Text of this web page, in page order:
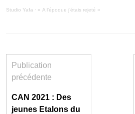
Studio Yafa · « A l’époque j’étais rejeté »
Publication
précédente
CAN 2021 : Des
jeunes Etalons du